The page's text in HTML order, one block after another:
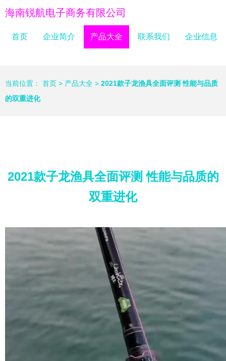
海南锐航电子商务有限公司
首页 企业简介 产品大全 联系我们 企业信息
当前位置： 首页 > 产品大全 > 2021款子龙渔具全面评测 性能与品质
的双重进化
2021款子龙渔具全面评测 性能与品质的
双重进化